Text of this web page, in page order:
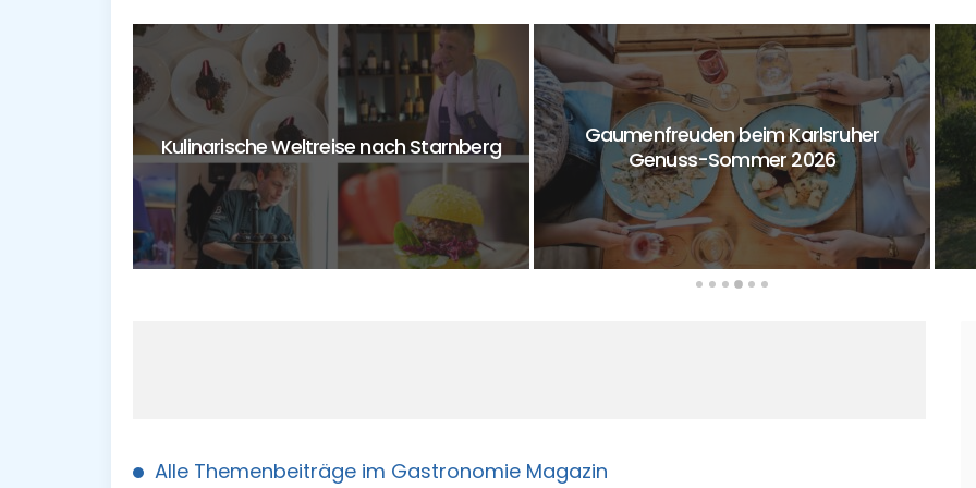
Kulinarische Weltreise nach Starnberg
Gaumenfreuden beim Karlsruher
Genuss-Sommer 2026
Alle Themenbeiträge im Gastronomie Magazin